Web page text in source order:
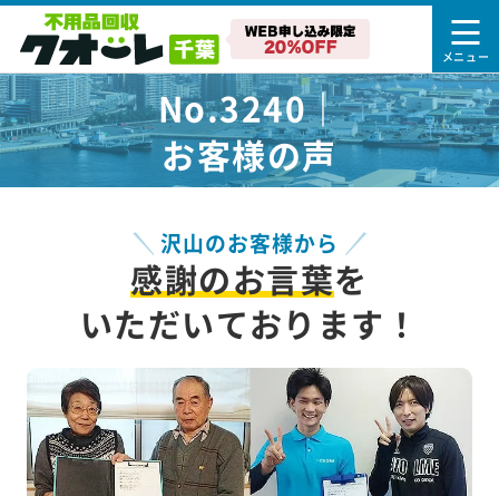
No.3240｜
お客様の声
沢山のお客様から
感謝のお言葉を
いただいております！